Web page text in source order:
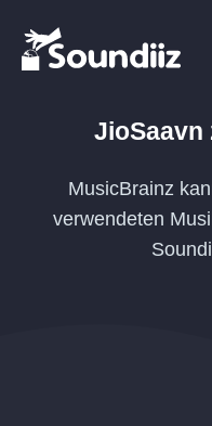
JioSaavn
MusicBrainz
verwendeten